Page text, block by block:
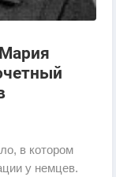
в котором
у немцев.